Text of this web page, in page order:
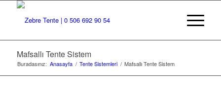
Mafsallı Tente Sistem
Buradasınız: Anasayfa / Tente Sistemleri / Mafsallı Tente Sistem
MAFSALLI